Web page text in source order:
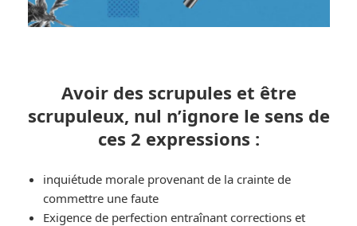
Avoir des scrupules et être
scrupuleux, nul n’ignore le sens de
ces 2 expressions :
inquiétude morale provenant de la crainte de
commettre une faute
Exigence de perfection entraînant corrections et